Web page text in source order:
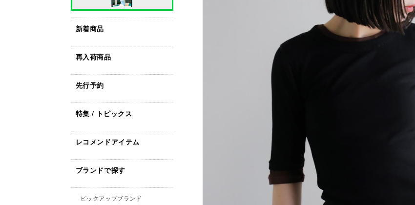
新着商品
再入荷商品
先行予約
特集 / トピックス
レコメンドアイテム
ブランドで探す
ピックアップブランド